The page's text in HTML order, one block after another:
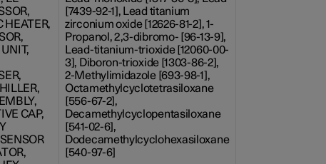
HEATER,
CAP,
[7439-92-1], Lead titanium
zirconium oxide [12626-81-2], 1-
Propanol, 2,3-dibromo- [96-13-9],
Lead-titanium-trioxide [12060-00-
3], Diboron-trioxide [1303-86-2],
2-Methylimidazole [693-98-1],
Octamethylcyclotetrasiloxane
[556-67-2],
Decamethylcyclopentasiloxane
[541-02-6],
Dodecamethylcyclohexasiloxane
[540-97-6]